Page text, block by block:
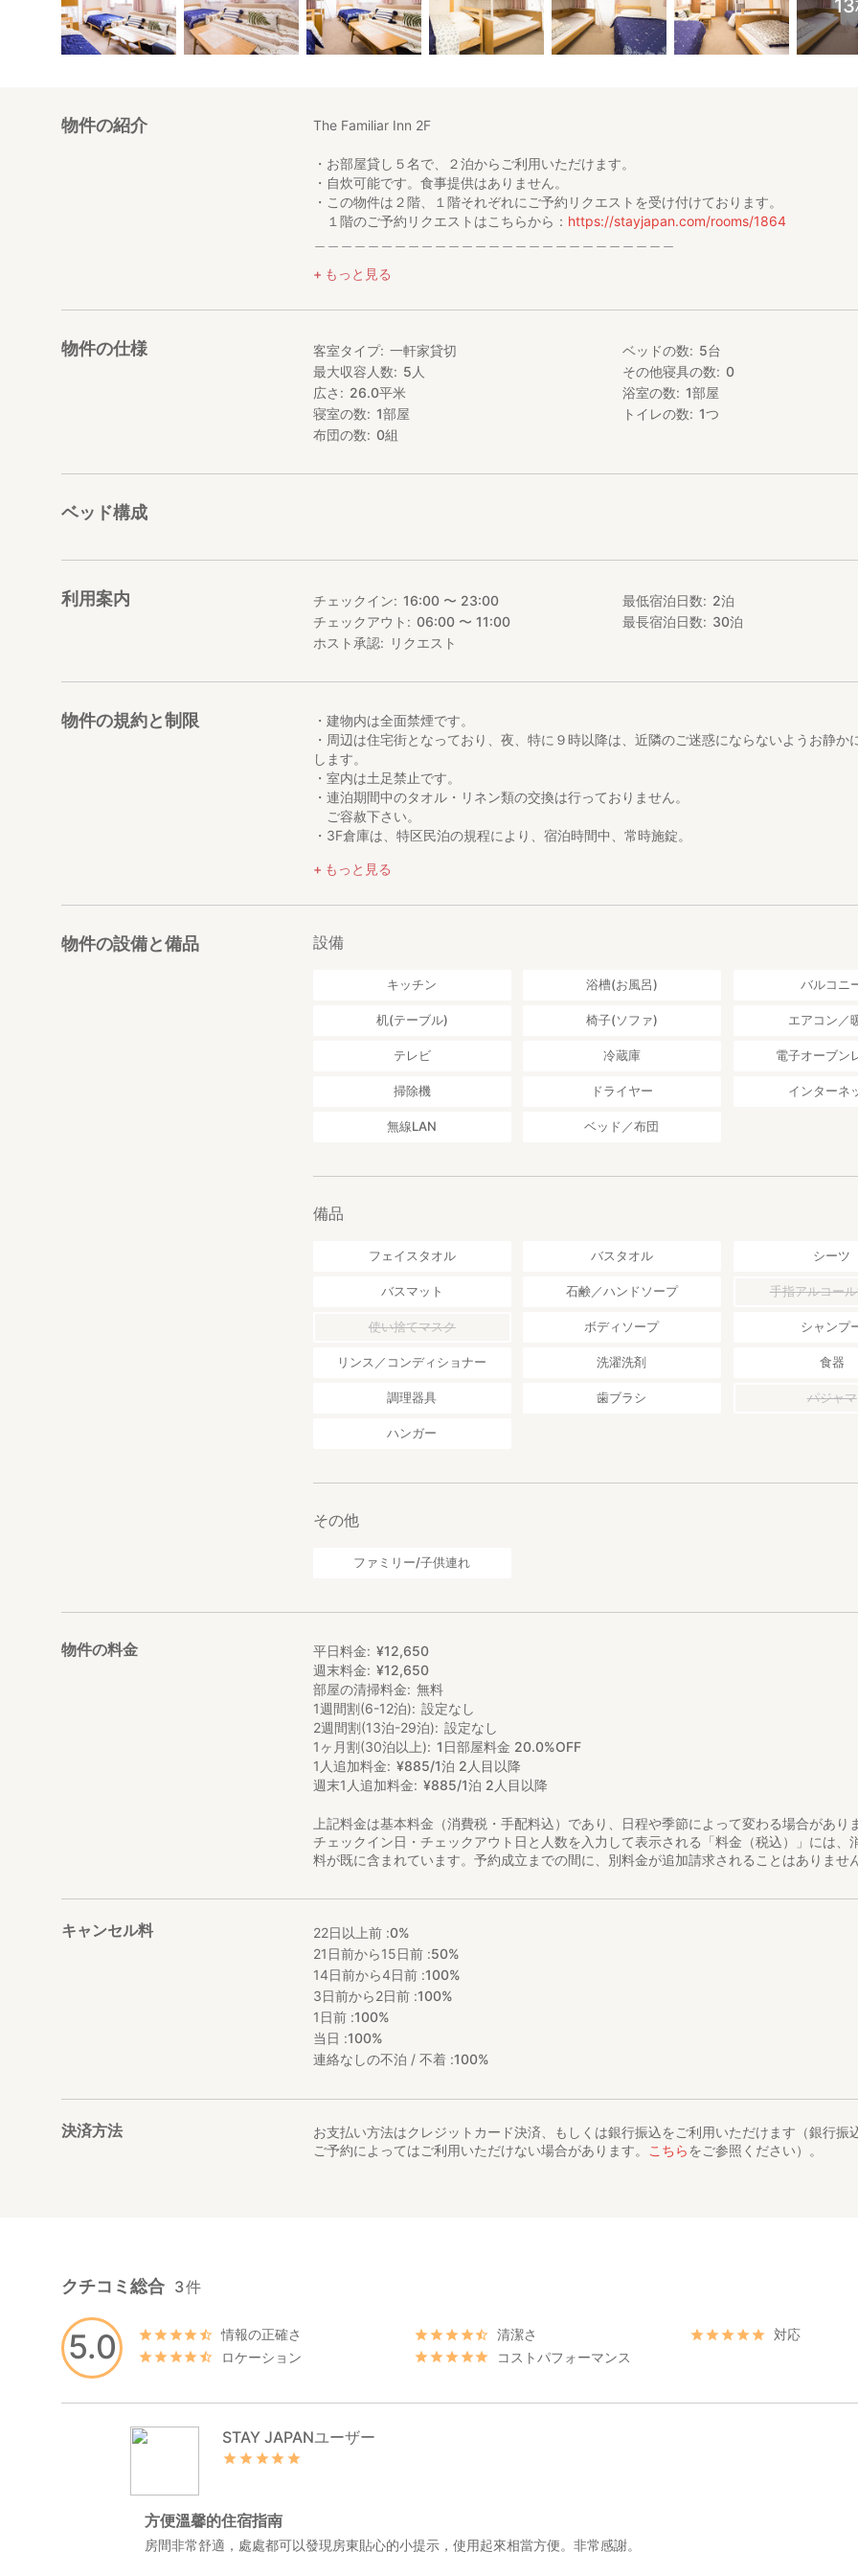
物件の紹介 The Familiar Inn 2F
・お部屋貸し５名で、２泊からご利用いただけます。
・自炊可能です。食事提供はありません。
・この物件は２階、１階それぞれにご予約リクエストを受け付けております。
１階のご予約リクエストはこちらから： https://stayjapan.com/rooms/1864
1F、2F、両方の階のお部屋に、トイレ、入浴施設、キッチン、調理器具、無料wi-fiなど、
なすべてのものをご用意しています。
また、１軒家家屋で、１，２階別の入り口を備えている特質を活かし、２家族、２グルー
ループのプライバシーを守れる宿泊が可能になっています。
風呂は、独立に、外側160cm内側130cmの大型浴槽になっており、2Fは、普通トイレと
もちろん、1Fのみ、2Fのみのご利用が可能ですので、最適のご利用方法をお選び下さい。
＜「The Familiar Inn ― Close to Namba」までのアクセス＞
関空より約１時間。
○南海難波駅近くの「信の旅」にて鍵を受け取り、難波駅から御堂筋線１駅、四ツ橋線１駅
「難波駅」で地下鉄御堂筋線１番線の「天王寺」か「中百舌鳥」方面の電車に乗り、１駅
で降りてください。
2.「大国町駅」
「大国町駅」同駅で地下鉄「四ツ橋線」に乗換え、２番線の「住之江公園」方面の電車に
「花園町」で降りてください。
3B番出口から徒歩1分です。
南へ2つ目の角にて「Cafe MOKU」というカフェがあり、左に曲がって約30メートル進
○難波：約15分（地下鉄四つ橋線花園町駅(宿より徒歩１分)から
○天王寺：約20分（地下鉄四つ橋線花園町駅(宿より徒歩１分)から
○天王寺から奈良へ：ＪＲ大和路快速・奈良行 6駅33分
○大阪駅・梅田：約25分 （地下鉄四つ橋線花園町駅(宿より徒歩１分)
から１駅大国町で御堂筋線に乗換)
○梅田から京都へ：阪急京都本線特急・河原町行 8駅43分
https://stayjapan.com/rooms/1864
もっと見る
物件の仕様 客室タイプ 一軒家貸切
最大収容人数
5 人
広さ
26.0平米
寝室の数
1部屋
布団の数
0組
ベッドの数 5台
その他寝具の数
0
浴室の数
1部屋
トイレの数
1つ
ベッド構成
利用案内 チェックイン
16:00 〜 23:00
チェックアウト
06:00 〜 11:00
ホスト承認
リクエスト
最低宿泊日数 2泊
最長宿泊日数
30泊
物件の規約と制限
・建物内は全面禁煙です。
・周辺は住宅街となっており、夜、特に９時以降は、近隣のご迷惑にならないようお静か
します。
・室内は土足禁止です。
・連泊期間中のタオル・リネン類の交換は行っておりません。
ご容赦下さい。
・3F倉庫は、特区民泊の規程により、宿泊時間中、常時施錠。
もっと見る
物件の設備と備品 設備
キッチン 浴槽(お風呂) バルコニ
机(テーブル) 椅子(ソファ) エアコン／
テレビ 冷蔵庫 電子オーブン
掃除機 ドライヤー インターネ
無線LAN ベッド／布団
備品
フェイスタオル バスタオル シーツ
バスマット 石鹸／ハンドソープ 手指アルコー
使い捨てマスク ボディソープ シャンプ
リンス／コンディショナー 洗濯洗剤 食器
調理器具 歯ブラシ パジャマ
ハンガー
その他
ファミリー/子供連れ
物件の料金 平日料金 ¥12,650
週末料金
¥12,650
部屋の清掃料金
無料
1週間割(6-12泊)
設定なし
2週間割(13泊-29泊)
設定なし
1ヶ月割(30泊以上)
1日部屋料金 20.0%OFF
1人追加料金
¥885/1泊 2人目以降
週末1人追加料金
¥885/1泊 2人目以降
上記料金は基本料金（消費税・手配料込）であり、日程や季節によって変わる場合があり
チェックイン日・チェックアウト日と人数を入力して表示される「料金（税込）」には、
料が既に含まれています。予約成立までの間に、別料金が追加請求されることはありません
キャンセル料 22日以上前 :0%
21日前から15日前 :50%
14日前から4日前 :100%
3日前から2日前 :100%
1日前 :100%
当日 :100%
連絡なしの不泊 / 不着 :100%
決済方法
お支払い方法はクレジットカード決済、もしくは銀行振込をご利用いただけます（銀行振
ご予約によってはご利用いただけない場合があります。 こちらをご参照ください）。
5.0
クチコミ総合 3件
情報の正確さ 清潔さ
対応
ロケーション
コストパフォーマンス
STAY JAPANユーザー
方便溫馨的住宿指南
房間非常舒適，處處都可以發現房東貼心的小提示，使用起來相當方便。非常感謝。